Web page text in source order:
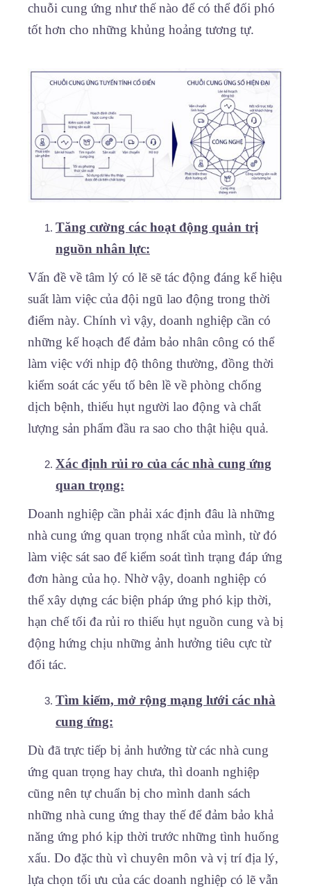
chuỗi cung ứng như thế nào để có thể đối phó
tốt hơn cho những khủng hoảng tương tự.
Tăng cường các hoạt động quản trị
nguồn nhân lực:
Vấn đề về tâm lý có lẽ sẽ tác động đáng kể hiệu
suất làm việc của đội ngũ lao động trong thời
điểm này. Chính vì vậy, doanh nghiệp cần có
những kế hoạch để đảm bảo nhân công có thể
làm việc với nhịp độ thông thường, đồng thời
kiểm soát các yếu tố bên lề về phòng chống
dịch bệnh, thiếu hụt người lao động và chất
lượng sản phẩm đầu ra sao cho thật hiệu quả.
Xác định rủi ro của các nhà cung ứng
quan trọng:
Doanh nghiệp cần phải xác định đâu là những
nhà cung ứng quan trọng nhất của mình, từ đó
làm việc sát sao để kiểm soát tình trạng đáp ứng
đơn hàng của họ. Nhờ vậy, doanh nghiệp có
thể xây dựng các biện pháp ứng phó kịp thời,
hạn chế tối đa rủi ro thiếu hụt nguồn cung và bị
động hứng chịu những ảnh hưởng tiêu cực từ
đối tác.
Tìm kiếm, mở rộng mạng lưới các nhà
cung ứng:
Dù đã trực tiếp bị ảnh hưởng từ các nhà cung
ứng quan trọng hay chưa, thì doanh nghiệp
cũng nên tự chuẩn bị cho mình danh sách
những nhà cung ứng thay thế để đảm bảo khả
năng ứng phó kịp thời trước những tình huống
xấu. Do đặc thù vì chuyên môn và vị trí địa lý,
lựa chọn tối ưu của các doanh nghiệp có lẽ vẫn